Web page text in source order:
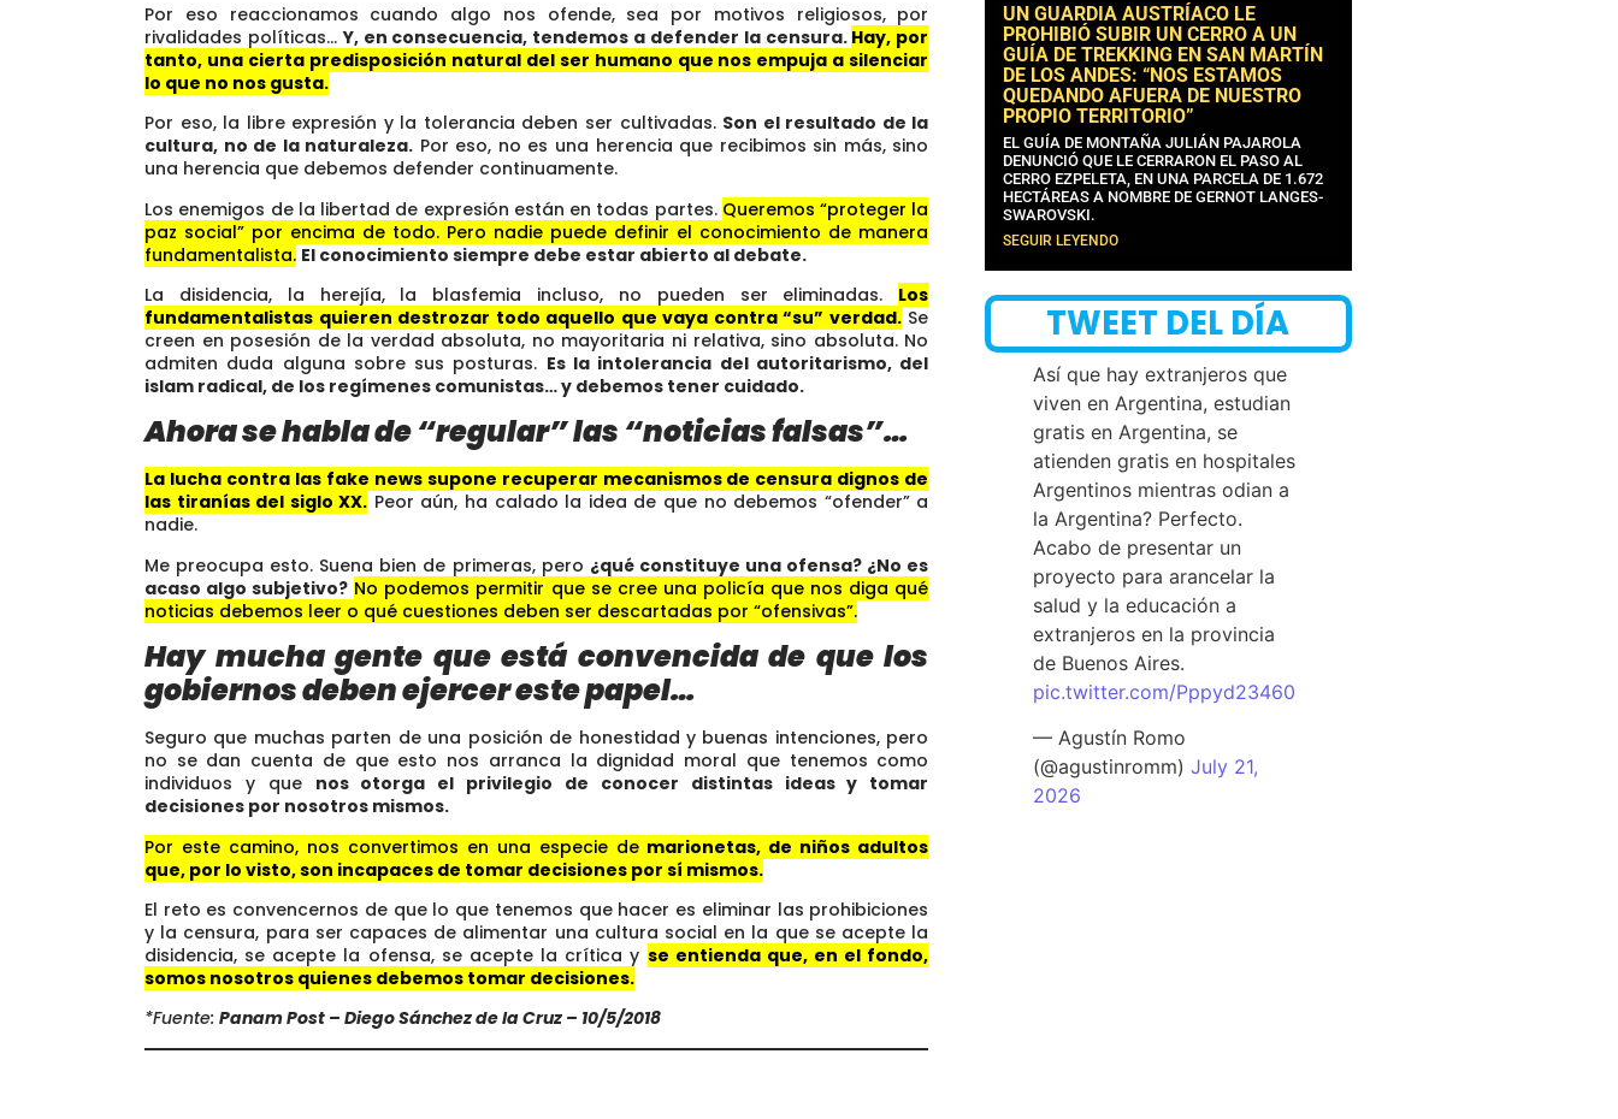
Por eso reaccionamos cuando algo nos ofende, sea por motivos religiosos, por
rivalidades políticas…Y, en consecuencia, tendemos a defender la censura. Hay, por
tanto, una cierta predisposición natural del ser humano que nos empuja a silenciar
lo que no nos gusta.
Por eso, la libre expresión y la tolerancia deben ser cultivadas. Son el resultado de la
cultura, no de la naturaleza. Por eso, no es una herencia que recibimos sin más, sino
una herencia que debemos defender continuamente.
Los enemigos de la libertad de expresión están en todas partes. Queremos “proteger la
paz social” por encima de todo. Pero nadie puede definir el conocimiento de manera
fundamentalista. El conocimiento siempre debe estar abierto al debate.
La disidencia, la herejía, la blasfemia incluso, no pueden ser eliminadas. Los
fundamentalistas quieren destrozar todo aquello que vaya contra “su” verdad.Se
creen en posesión de la verdad absoluta, no mayoritaria ni relativa, sino absoluta. No
admiten duda alguna sobre sus posturas. Es la intolerancia del autoritarismo, del
islam radical, de los regímenes comunistas… y debemos tener cuidado.
Ahora se habla de “regular” las “noticias falsas”…
La lucha contra las fake news supone recuperar mecanismos de censura dignos de
las tiranías del siglo XX. Peor aún, ha calado la idea de que no debemos “ofender” a
nadie.
Me preocupa esto. Suena bien de primeras, pero ¿qué constituye una ofensa? ¿No es
acaso algo subjetivo? No podemos permitir que se cree una policía que nos diga qué
noticias debemos leer o qué cuestiones deben ser descartadas por “ofensivas”.
Hay mucha gente que está convencida de que los
gobiernos deben ejercer este papel…
Seguro que muchas parten de una posición de honestidad y buenas intenciones, pero
no se dan cuenta de que esto nos arranca la dignidad moral que tenemos como
individuos y que nos otorga el privilegio de conocer distintas ideas y tomar
decisiones por nosotros mismos.
Por este camino, nos convertimos en una especie de marionetas, de niños adultos
que, por lo visto, son incapaces de tomar decisiones por sí mismos.
El reto es convencernos de que lo que tenemos que hacer es eliminar las prohibiciones
y la censura, para ser capaces de alimentar una cultura social en la que se acepte la
disidencia, se acepte la ofensa, se acepte la crítica y se entienda que, en el fondo,
somos nosotros quienes debemos tomar decisiones.
*Fuente: Panam Post – Diego Sánchez de la Cruz – 10/5/2018
UN GUARDIA AUSTRÍACO LE
PROHIBIÓ SUBIR UN CERRO A UN
GUÍA DE TREKKING EN SAN MARTÍN
DE LOS ANDES: “NOS ESTAMOS
QUEDANDO AFUERA DE NUESTRO
PROPIO TERRITORIO”
EL GUÍA DE MONTAÑA JULIÁN PAJAROLA
DENUNCIÓ QUE LE CERRARON EL PASO AL
CERRO EZPELETA, EN UNA PARCELA DE 1.672
HECTÁREAS A NOMBRE DE GERNOT LANGES-
SWAROVSKI.
SEGUIR LEYENDO
TWEET DEL DÍA
Así que hay extranjeros que
viven en Argentina, estudian
gratis en Argentina, se
atienden gratis en hospitales
Argentinos mientras odian a
la Argentina? Perfecto.
Acabo de presentar un
proyecto para arancelar la
salud y la educación a
extranjeros en la provincia
de Buenos Aires.
pic.twitter.com/Pppyd23460
— Agustín Romo
(@agustinromm)July 21,
2026